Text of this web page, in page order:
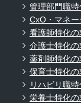
管理部門職特
CxO・マネ
看護師特化の
介護士特化の
薬剤師特化の
保育士特化の
リハビリ職特
栄養士特化の